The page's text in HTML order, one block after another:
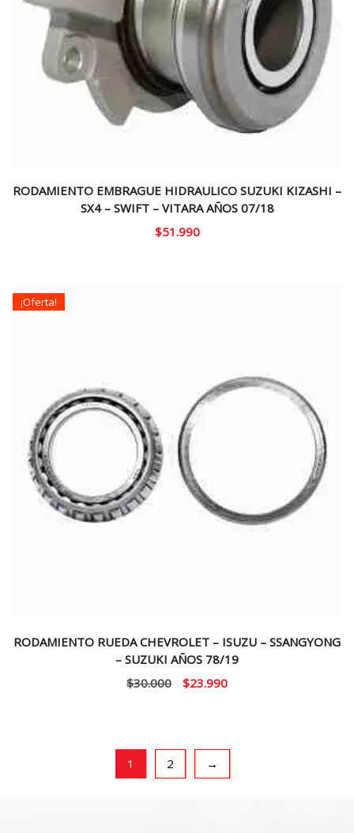
RODAMIENTO EMBRAGUE HIDRAULICO SUZUKI KIZASHI –
SX4 – SWIFT – VITARA AÑOS 07/18
$51.990
¡Oferta!
RODAMIENTO RUEDA CHEVROLET – ISUZU – SSANGYONG
– SUZUKI AÑOS 78/19
$30.000
El
$23.990El
1 2 →